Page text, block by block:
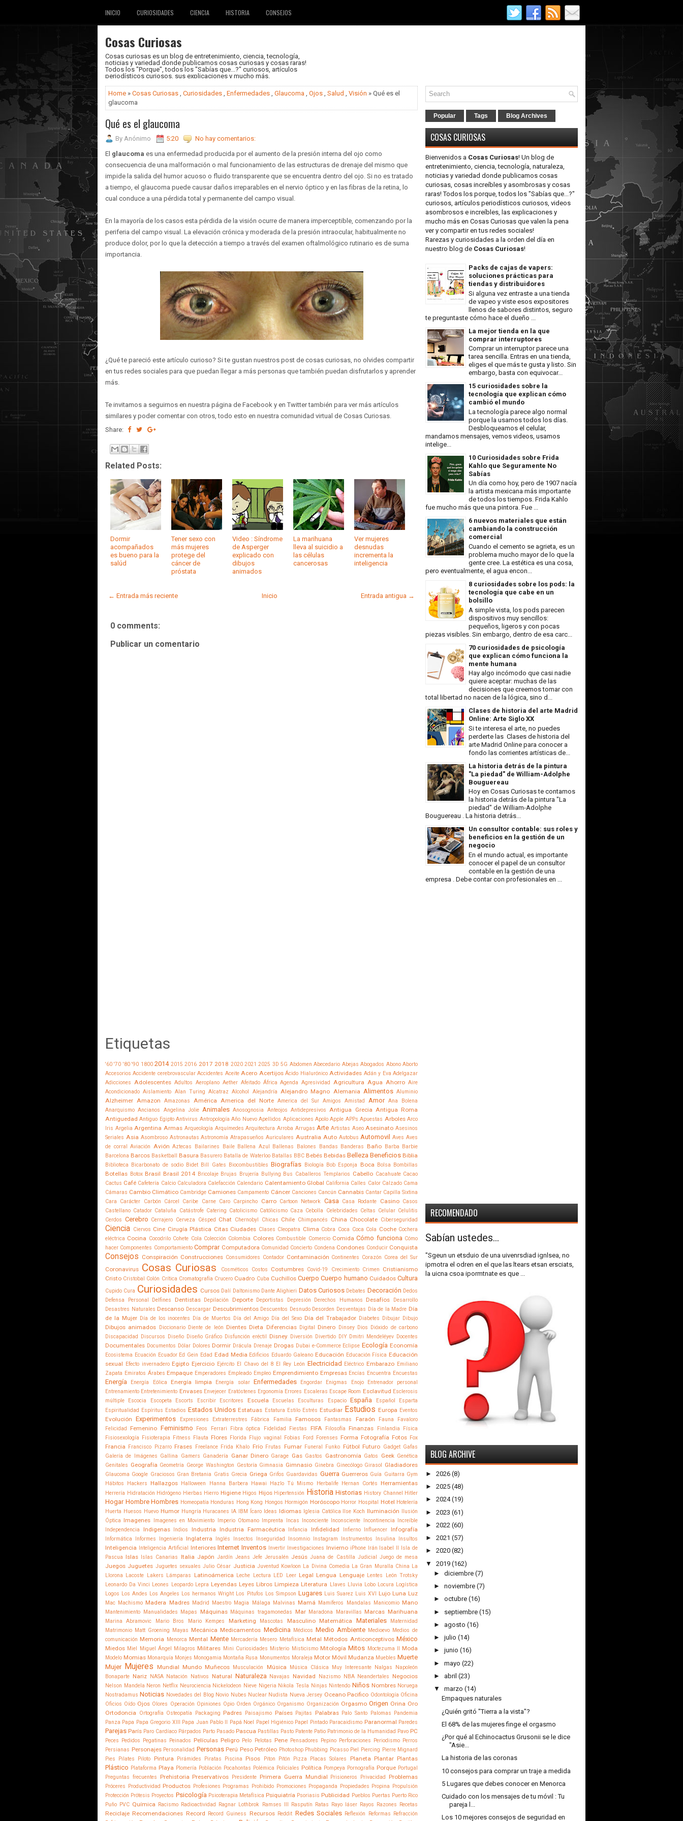
INICIO CURIOSIDADES CIENCIA HISTORIA CONSEJOS
Cosas Curiosas
Cosas curiosas es un blog de entretenimiento, ciencia, tecnología,
noticias y variedad donde publicamos cosas curiosas y cosas raras!
Todos los "Porque", todos los "Sabías que...?" curiosos, artículos
periodísticos curiosos, sus explicaciones y mucho más.
Home » Cosas Curiosas , Curiosidades , Enfermedades , Glaucoma , Ojos , Salud , Visión » Qué es el
glaucoma
Qué es el glaucoma
By Anónimo 5:20
No hay comentarios:
El glaucoma es una enfermedad producida por el aumento de la presión interna del ojo como
consecuencia de una malformación o mal funcionamiento de las estructuras de drenaje del mismo que
impide la salida del humor acuoso o fluido transparente que se encuentra dentro del ojo. Si no es tratado
a tiempo, el glaucoma puede causar daños irreparables en el nervio óptico y en las fibras de la retina, lo
cual conduce a una pérdida total y permanente del campo visual.
En la mayoría de los casos esta pérdida de la visión ocurre de manera imperceptible, comenzando por la
periferia del campo visual. La elevación crónica y moderada de la presión intraocular, habitualmente no
produce dolor, por lo que la detección a tiempo a través del examen oftalmológico rutinario es de suma
importancia.
¿Qué te pareció este artículo curioso? Si te gustan nuestros post de cosas curiosas, no olvides compartir
en tus redes sociales para que puedan llegar a más personas que también puedan disfrutarlos y aprender
más.
Te invitamos a seguirnos en nuestra página de Facebook y en Twitter también para ver más artículos
similares y poder comentar con otros, todo esto en nuestra comunidad virtual de Cosas Curiosas.
Share:
Related Posts:
Dormir
acompañados
es bueno para la
salúd
Tener sexo con
más mujeres
protege del
cáncer de
próstata
Video : Síndrome
de Asperger
explicado con
dibujos
animados
La marihuana
lleva al suicidio a
las células
cancerosas
Ver mujeres
desnudas
incrementa la
inteligencia
← Entrada más reciente Entrada antigua →
Inicio
0 comments:
Publicar un comentario
Etiquetas
'60 '70 '80 '90 1800 2014 2015 2016 2017 2018 2020 2021 2025 3D 5G Abdomen Abecedario Abejas Abogados Abono Aborto
Accesorios Accidente cerebrovascular Accidentes Aceite Acero Acertijos Ácido Hialurónico Actividades Adán y Eva Adelgazar
Adicciones
Adolescentes Adultos Aeroplano Aether Afeitado África Agenda Agresividad Agricultura Agua Ahorro Aire
Acondicionado Aislamiento Alan Turing Alcatraz Alcohol Alejandría Alejandro Magno Alemania Alimentos Aluminio
Alzheimer Amazon Amazonas América America del Norte America del Sur Amigos Amistad Amor Ana Bolena
Anarquismo Ancianos Angelina Jolie Animales Anosognosia Anteojos Antidepresivos Antigua Grecia Antigua Roma
Antiguedad Antiguo Egipto Antivirus Antropología Año Nuevo Apellidos Aplicaciones Apolo Apple APPs Apuestas Arboles Arco
Iris Argelia Argentina Armas Arqueología Arquímedes Arquitectura Arroba Arrugas Arte Artistas Aseo Asesinato Asesinos
Seriales Asia Asombroso Astronautas Astronomía Atrapasueños Auriculares Australia Auto Autobus Automovil Aves Aves
de corral Aviación Avión Aztecas Bailarines Baile Ballena Azul Ballenas Balones Bandas Banderas Baño Barba Barbie
Barcelona Barcos Basketball Basura Basurero Batalla de Waterloo Batallas BBC Bebés Bebidas Belleza Beneficios Biblia
Biblioteca Bicarbonato de sodio Bidet Bill Gates Biocombustibles Biografías Biología Bob Esponja Boca Bolsa Bombillas
Botellas Botox Brasil Brasil 2014 Bricolaje Brujas Brujería Bullying Bus Caballeros Templarios Cabello Cacahuate Cacao
Cactus Café Cafetería Calcio Calculadora Calefacción Calendario Calentamiento Global California Calles Calor Calzado Cama
Cámaras Cambio Climático Cambridge Camiones Campamento Cáncer Canciones Cancún Cannabis Cantar Capilla Sixtina
Cara
Carácter Carbón Cárcel Caribe Carne Caro Carpincho Carro Cartoon Network Casa Casa Rodante Casino Casos
Castellano Catador Cataluña Catástrofe Catering Catolicismo Católicismo Caza Cebolla Celebridades Celtas Celular Celulitis
Cerdos Cerebro Cerrajero Cerveza Césped Chat Chernobyl Chicas Chile Chimpancés China Chocolate Ciberseguridad
Ciencia Ciervos Cine Cirugía Plástica Citas Ciudades Clases Cleopatra Clima Cobra Coca Coca Cola Coche Cochera
eléctrica Cocina Cocodrilo Cohete Cola Colección Colombia Colores Combustible Comercio Comida Cómo funciona Cómo
hacer Componentes Comportamiento Comprar Computadora Comunidad Concierto Condena Condones Conducir Conquista
Consejos Conspiración Construcciones Consumidores Contador Contaminación Continentes Corazón Corea del Sur
Coronavirus Cosas Curiosas Cosméticos Costos Costumbres Covid-19 Crecimiento Crimen
Cristianismo
Cristo Cristobal Colón Crítica Cromatografía Crucero Cuadro Cuba Cuchillos Cuerpo Cuerpo humano Cuidados Cultura
Cupido Cura Curiosidades Cursos Dalí Daltonismo Dante Alighieri Datos Curiosos Debates Decoración Dedos
Defensa Personal
Delfines Dentistas Depilación Deporte Deportistas Depresión Derechos Humanos Desafíos
Desarrollo
Desastres Naturales Descanso Descargar Descubrimientos Descuentos Desnudo Desorden Desventajas Día de la Madre Día
de la Mujer Día de los inocentes Día de Muertos Día del Amigo Día del Sexo Día del Trabajador Diabetes Dibujar Dibujo
Dibujos animados Diccionario Diente de león Dientes Dieta Diferencias Digital Dinero Dinsey Dios Dióxido de carbono
Discapacidad Discursos Diseño Diseño Gráfico Disfunción eréctil Disney Diversión Divertido DIY Dmitri Mendeléyev Docentes
Documentales Documentos Dólar Dolores Dormir Drácula Drenaje Drogas Dubai e-Commerce Eclipse Ecología Economía
Ecosistema Ecuación Ecuador Ed Gein Edad Edad Media Edificios Eduardo Galeano Educación Educación Física Educación
sexual Efecto invernadero Egipto Ejercicio Ejército El Chavo del 8 El Rey León Electricidad Eléctrico Embarazo Emiliano
Zapata Emiratos Árabes Empaque Emperadores Empleado Empleo Emprendimiento Empresas Encías Encuentra Encuestas
Energía Energía Eólica Energía limpia Energía solar Enfermedades Engordar Enigmas Enojo
Entrenador personal
Entrenamiento Entretenimiento Envases Envejecer Eratóstenes Ergonomía Errores Escaleras Escape Room Esclavitud Esclerosis
múltiple
Escocia Escopeta Escorts Escribir Escritores Escuela Escuelas Esculturas Espacio España Español
Esparta
Espiritualidad Espíritus Estadios Estados Unidos Estatuas Estatura Estilo Estrés Estudiar Estudios Europa Eventos
Evolución Experimentos Expresiones Extraterrestres Fábrica Familia Famosos Fantasmas Faraón Fauna
Favaloro
Felicidad Femenino Feminismo Feos Ferrari Fibra óptica Fidelidad Fiestas FIFA Filosofía Finanzas Finlandia
Física
Fisiosexología Fisioterapia Fitness Flauta Flores Florida Flujo vaginal Fobias Ford Forenses Forma Fotografía Fotos Fox
Francia Francisco Pizarro Frases Freelance Frida Khalo Frío Frutas Fumar Funeral Funko Fútbol Futuro Gadget Gafas
Galería de Imágenes Gallina Gamers Ganadería Ganar Dinero Garage Gas Gastos Gastronomía Gatos Geek Genética
Genitales Geografía Geometría George Washington Gestoría Gimnasia Gimnasio Ginebra Ginecólogo Girasol Gladiadores
Glaucoma Google Graciosos Gran Bretania Gratis Grecia Griega Grifos Guardavidas Guerra Guerreros Guía Guitarra Gym
Hábitos
Hackers Hallazgos Halloween Hanna Barbera Hawai Hazlo Tú Mismo Herbalife Hernan Cortés Herramientas
Herrería Hidratación Hidrógeno Hierbas Hierro Higiene Higos Hijos Hipertensión Historia Historias History Channel Hitler
Hogar Hombre Hombres Homeopatía Honduras Hong Kong Hongos Hormigón Horóscopo Horror Hospital Hotel Hotelería
Huerta Huesos Huevo Humor Hungría Huracanes IA IBM Ícaro Ideas Idiomas Iglesia Católica Ilse Koch Iluminación Ilusión
Óptica Imagenes Imagenes en Movimiento Imperio Otomano Imprenta Incas Inconciente Inconsciente Incontinencia Increíble
Independencia
Indigenas Indios Industria Industria Farmacéutica Infancia Infidelidad Infierno Influencer Infografía
Informática Informes Ingeniería Inglaterra Inglés Insectos Inseguridad Insomnio Instagram Instrumentos Insulina Insultos
Inteligencia Inteligencia Artificial Interiores Internet Inventos Invertir Investigaciones Invierno iPhone Irán Isabel II Isla de
Pascua Islas Islas Canarias Italia Japón Jardín Jeans Jefe Jerusalén Jesús Juana de Castilla Judicial Juego de mesa
Juegos Juguetes Juguetes sexuales Julio César Justicia Juventud Kowloon La Divina Comedia La Gran Muralla China La
Llorona Lacoste Lakers Lámparas Latinoámerica Leche Lectura LED Leer Legal Lengua Lenguaje Lentes
León Trotsky
Leonardo Da Vinci Leones Leopardo Lepra Leyendas Leyes Libros Limpieza Literatura Llaves Lluvia Lobo Locura Logística
Logos Los Andes Los Angeles Los hermanos Wright Los Pitufos Los Simpson Lugares Luis Suarez Luis XVI Lujo Luna Luz
Mac Machismo Madera Madres Madrid Maestro Magia Málaga Malvinas Mamá Mamíferos Mandalas Manicomio Mano
Mantenimiento Manualidades Mapas Máquinas Máquinas tragamonedas Mar Maradona Maravillas Marcas Marihuana
Marina Abramovic Mario Bros Mario Kempes Marketing Mascotas Masculino Matemática Materiales
Maternidad
Matrimonio Matt Groening Mayas Mecánica Medicamentos Medicina Médicos Medio Ambiente Medioevo Medios de
comunicación Memoria Menorca Mental Mente Mercadería Mesero Metafísica Metal Métodos Anticonceptivos México
Miedos Miel Miguel Ángel Milagros Militares Mini Curiosidades Misterio Misticismo Mitología Mitos Moctezuma II Moda
Modelo Momias Monarquía Monjes Monogamia Montaña Rusa Monumentos Moraleja Motor Móvil Mudanza Muebles Muerte
Mujer Mujeres Mundial Mundo Muñecos Musculación Música Música Clásica Muy Interesante Nalgas
Napoleón
Bonaparte Nariz NASA Natación Nativos Natural Naturaleza Navajas Navidad Nazismo NBA Neandertales Negocios
Nelson Mandela Neron Netflix Neurociencia Nickelodeon Nieve Nigeria Nikola Tesla Ninjas Nintendo Niños Nombres Noruega
Nostradamus Noticias Novedades del Blog Novio Nubes Nuclear Nudista Nueva Jersey Oceano Pacifico Odontología Oficina
Oficios Oído Ojos Olores Operación Opiniones Opio Orden Orgánico Organismo Organización Orgasmo Origen Orina Oro
Ortodoncia
Ortografía Osteopatía Packaging Padres Paisajismo Países Pajitas Palabras Palo Santo Palomas Pandemia
Panza Papa Papa Gregorio XIII Papa Juan Pablo II Papá Noel Papel Higiénico Papel Pintado Paracaidismo Paranormal Paredes
Parejas París Paro Cardíaco Párpados Parto Pasado Pascua Pastillas Pasto Patente Patio Patrimonio de la Humanidad Pavo PC
Peces Pedidos Pegatinas Peinados Películas Peligro Pelo Pelotas Pene Pensadores Pepino Perforaciones Periodismo Perros
Persianas Personajes Personalidad Personas Perú Peso Petróleo Photoshop Phubbing Picasso Piel Piercing Pierre Mignard
Pies
Pilates Piloto Pintura Pirámides Piratas Piscina Pisos Piton Pitón Pizza Placas Solares Planeta Plantar Plantas
Plástico Plataforma Playa Plomería Población Pocahontas Polémica Policiales Política Pompeya Pornografía Porque Portugal
Preguntas frecuentes Prehistoria Preservativos Presidente Primera Guerra Mundial Prisioneros Privacidad Problemas
Próceres Productividad Productos Profesiones Programas Prohibido Promociones Propaganda Propiedades Propina Propulsión
Protección Prótesis Proyectos Psicología Psicoterapia Metafísica Psiquiatría Psoriasis Publicidad Pueblos Puertas Puerto Rico
Puño PVC Química Racismo Radioactividad Ragnar Lothbrok Ramses III Rasputín Ratas Rayo láser Rayos Razones Recetas
Reciclaje Recomendaciones Record Record Guiness Recursos Reddit Redes Sociales Reflexión Reformas Refracción
Popular Tags Blog Archives
COSAS CURIOSAS
Bienvenidos a Cosas Curiosas! Un blog de
entretenimiento, ciencia, tecnología, naturaleza,
noticias y variedad donde publicamos cosas
curiosas, cosas increíbles y asombrosas y cosas
raras! Todos los porque, todos los "Sabías que...?"
curiosos, artículos periodísticos curiosos, videos
asombrosos e increíbles, las explicaciones y
mucho más en Cosas Curiosas que valen la pena
ver y compartir en tus redes sociales!
Rarezas y curiosidades a la orden del día en
nuestro blog de Cosas Curiosas!
Packs de cajas de vapers:
soluciones prácticas para
tiendas y distribuidores
Si alguna vez entraste a una tienda
de vapeo y viste esos expositores
llenos de sabores distintos, seguro
te preguntaste cómo hace el dueño ...
La mejor tienda en la que
comprar interruptores
Comprar un interruptor parece una
tarea sencilla. Entras en una tienda,
eliges el que más te gusta y listo. Sin
embargo, basta con equivocar...
15 curiosidades sobre la
tecnología que explican cómo
cambió el mundo
La tecnología parece algo normal
porque la usamos todos los días.
Desbloqueamos el celular,
mandamos mensajes, vemos videos, usamos
intelige...
10 Curiosidades sobre Frida
Kahlo que Seguramente No
Sabías
Un día como hoy, pero de 1907 nacía
la artista mexicana más importante
de todos los tiempos. Frida Kahlo
fue mucho más que una pintora. Fue ...
6 nuevos materiales que están
cambiando la construcción
comercial
Cuando el cemento se agrieta, es un
problema mucho mayor de lo que la
gente cree. La estética es una cosa,
pero eventualmente, el agua encon...
8 curiosidades sobre los pods: la
tecnología que cabe en un
bolsillo
A simple vista, los pods parecen
dispositivos muy sencillos:
pequeños, ligeros y con pocas
piezas visibles. Sin embargo, dentro de esa carc...
70 curiosidades de psicología
que explican cómo funciona la
mente humana
Hay algo incómodo que casi nadie
quiere aceptar: muchas de las
decisiones que creemos tomar con
total libertad no nacen de la lógica, sino d...
Clases de historia del arte Madrid
Online: Arte Siglo XX
Si te interesa el arte, no puedes
perderte las Clases de historia del
arte Madrid Online para conocer a
fondo las corrientes artísticas de...
La historia detrás de la pintura
"La piedad" de William-Adolphe
Bouguereau
Hoy en Cosas Curiosas te contamos
la historia detrás de la pintura "La
piedad" de William-Adolphe
Bouguereau . La historia detrás...
Un consultor contable: sus roles y
beneficios en la gestión de un
negocio
En el mundo actual, es importante
conocer el papel de un consultor
contable en la gestión de una
empresa . Debe contar con profesionales en ...
RECOMENDADO
Sabían ustedes...
"Sgeun un etsduio de una uivenrsdiad ignlsea, no
ipmotra el odren en el que las ltears etsan ersciats,
la uicna csoa ipormtnate es que ...
BLOG ARCHIVE
► 2026 (8)
► 2025 (48)
► 2024 (19)
► 2023 (61)
► 2022 (60)
► 2021 (57)
► 2020 (82)
▼
2019 (162)
► diciembre (7)
► noviembre (7)
► octubre (16)
► septiembre (15)
► agosto (16)
► julio (14)
► junio (16)
► mayo (22)
► abril (23)
▼
marzo (14)
Empaques naturales
¿Quién gritó "Tierra a la vista"?
El 68% de las mujeres finge el orgasmo
¿Por qué al Echinocactus Grusonii se le dice
"Asie...
La historia de las coronas
10 consejos para comprar un traje a medida
5 Lugares que debes conocer en Menorca
Cuidado con los mensajes de tu móvil : Tu
pareja l...
Los 10 mejores consejos de seguridad en